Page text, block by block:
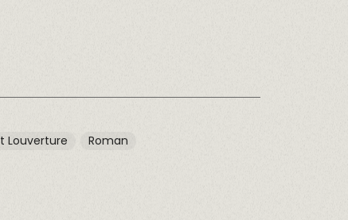
Louverture Roman